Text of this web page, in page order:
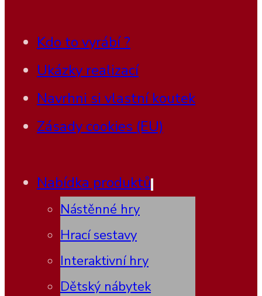
Kdo to vyrábí ?
Ukázky realizací
Navrhni si vlastní koutek
Zásady cookies (EU)
Nabídka produktů
Nástěnné hry
Hrací sestavy
Interaktivní hry
Dětský nábytek